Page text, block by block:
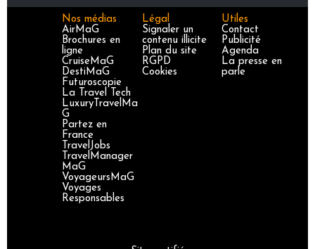
Nos médias
AirMaG
Brochures en
ligne
CruiseMaG
DestiMaG
Futuroscopie
La Travel Tech
LuxuryTravelMa
G
Partez en
France
TravelJobs
TravelManager
MaG
VoyageursMaG
Voyages
Responsables
Légal
Signaler un
contenu illicite
Plan du site
RGPD
Cookies
Utiles
Contact
Publicité
Agenda
La presse en
parle